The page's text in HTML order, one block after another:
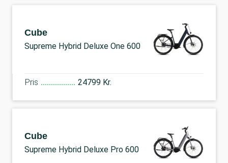
Cube
Supreme Hybrid Deluxe One 600
Pris 24799 Kr.
Cube
Supreme Hybrid Deluxe Pro 600